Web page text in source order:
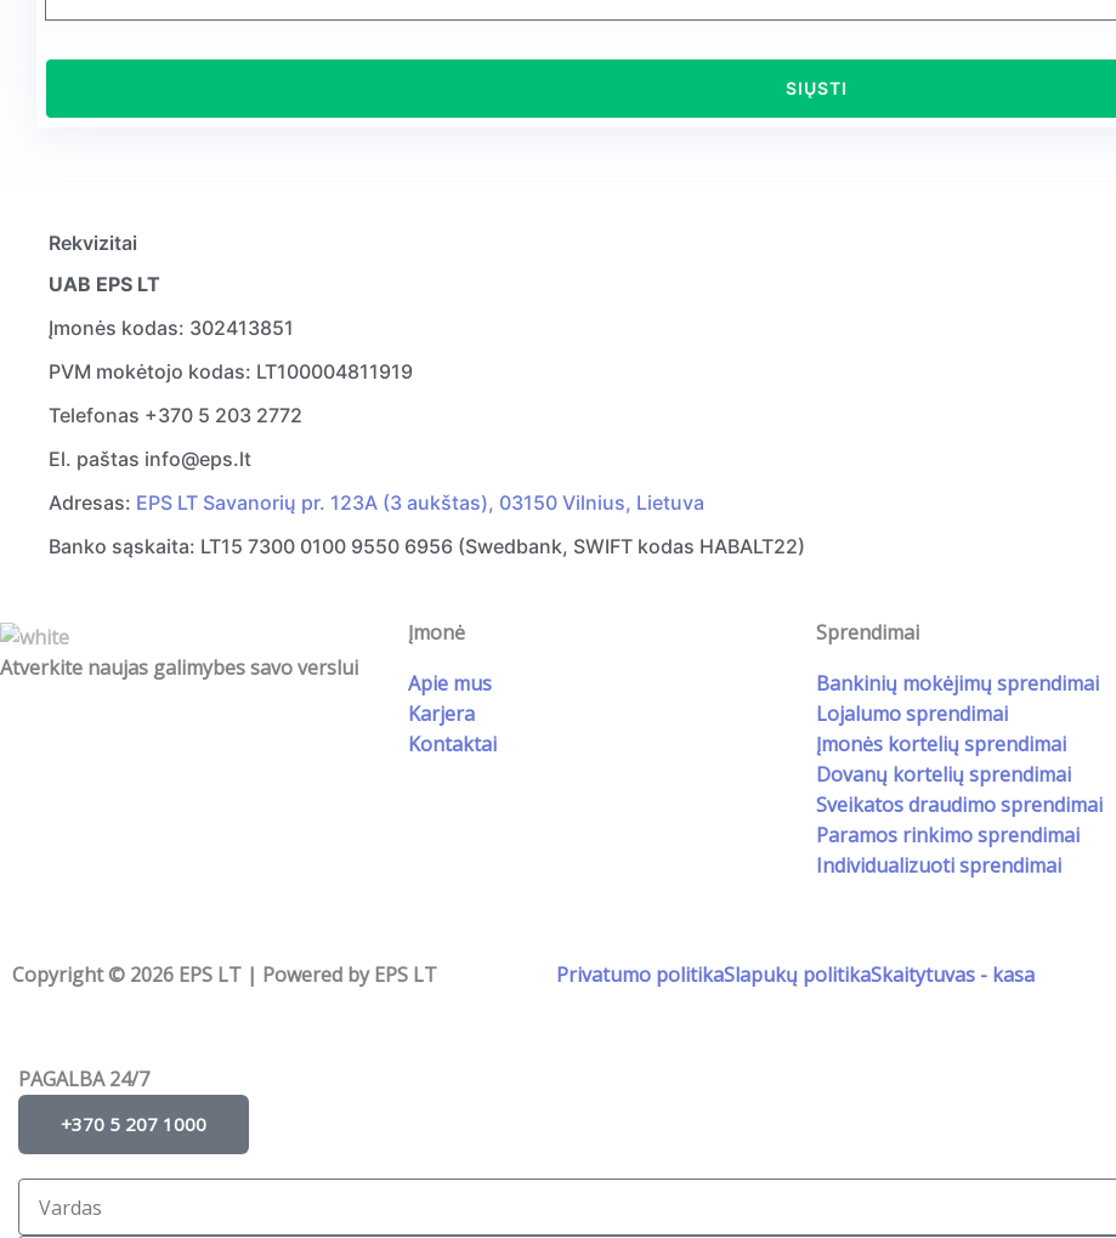
SIŲSTI
Rekvizitai
UAB EPS LT
Įmonės kodas: 302413851
PVM mokėtojo kodas: LT100004811919
Telefonas +370 5 203 2772
El. paštas info@eps.lt
Adresas: EPS LT Savanorių pr. 123A (3 aukštas), 03150 Vilnius, Lietuva
Banko sąskaita: LT15 7300 0100 9550 6956 (Swedbank, SWIFT kodas HABALT22)
Atverkite naujas galimybes savo verslui
Įmonė
Apie mus
Karjera
Kontaktai
Sprendimai
Bankinių mokėjimų sprendimai
Lojalumo sprendimai
Įmonės kortelių sprendimai
Dovanų kortelių sprendimai
Sveikatos draudimo sprendimai
Paramos rinkimo sprendimai
Individualizuoti sprendimai
Copyright © 2026 EPS LT | Powered by EPS LT Privatumo politikaSlapukų politikaSkaitytuvas - kasa
PAGALBA 24/7
+370 5 207 1000
Vardas